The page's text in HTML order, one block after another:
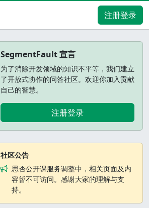
注册登录
SegmentFault 宣言
为了消除开发领域的知识不平等，我们建立
了开放式协作的问答社区。欢迎你加入贡献
自己的智慧。
注册登录
社区公告
思否公开课服务调整中，相关页面及内
容暂不可访问。感谢大家的理解与支
持。